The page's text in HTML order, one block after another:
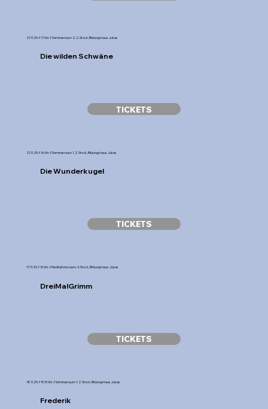
21.11.25 // 17 Uhr // Seminarraum 2, 2. Stock, Bildungshaus Jukas
Die wilden Schwäne
TICKETS
21.11.25 // 16 Uhr // Seminarraum 1, 2. Stock, Bildungshaus Jukas
Die Wunderkugel
TICKETS
17.11.25 // 16 Uhr // Meditationsraum, 4. Stock, Bildungshaus Jukas
DreiMalGrimm
TICKETS
18.11.25 // 15.15 Uhr // Seminarraum 1, 2. Stock, Bildungshaus Jukas
Frederik